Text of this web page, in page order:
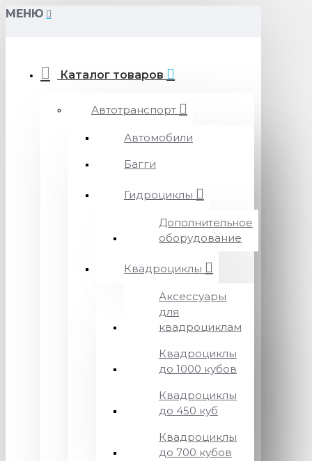
МЕНЮ
Каталог товаров
Автотранспорт
Автомобили
Багги
Гидроциклы
Дополнительное
оборудование
Квадроциклы
Аксессуары
для
квадроциклам
Квадроциклы
до 1000 кубов
Квадроциклы
до 450 куб
Квадроциклы
до 700 кубов